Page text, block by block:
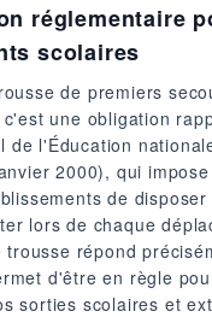
réglementaire
scolaires
de premiers
une obligation
de l'Éducation
2000), qui
de
lors de chaque
répond
d'être en règle
sorties scolaires et